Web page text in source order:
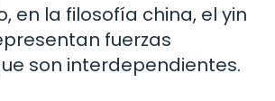
en la filosofía china, el yin
fuerzas
son interdependientes.